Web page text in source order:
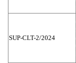
SUP-CLT-2/2024